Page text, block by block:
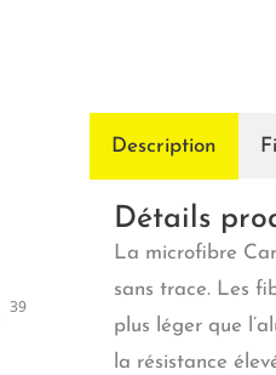
Description
Détails
La microfibre
sans trace. Les
plus léger que
la résistance
39